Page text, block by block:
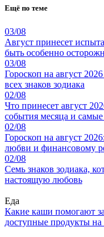
Ещё по теме
03/08
Август принесет
быть особенно
03/08
Гороскоп на август
всех знаков зодиака
02/08
Что принесет август
события месяца и
02/08
Гороскоп на август
любви и финансовому
02/08
Семь знаков зодиака,
настоящую любовь
Еда
Какие каши помогают
доступные продукты